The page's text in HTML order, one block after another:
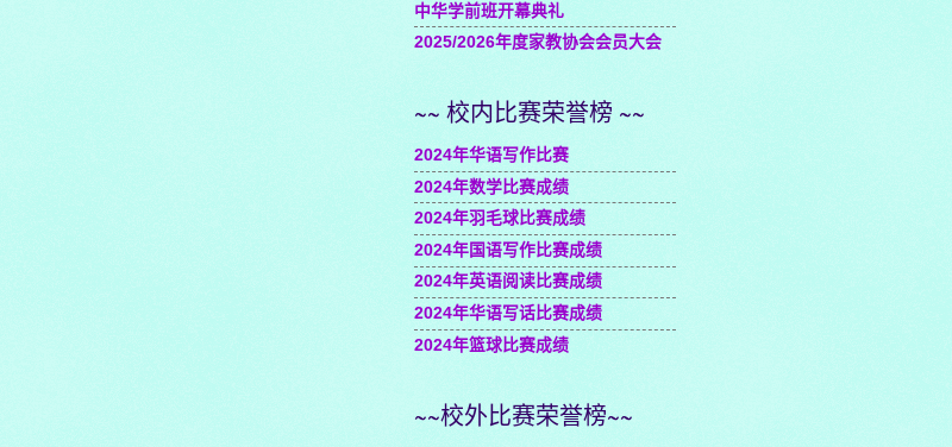
中华学前班开幕典礼
2025/2026年度家教协会会员大会
~~ 校内比赛荣誉榜 ~~
2024年华语写作比赛
2024年数学比赛成绩
2024年羽毛球比赛成绩
2024年国语写作比赛成绩
2024年英语阅读比赛成绩
2024年华语写话比赛成绩
2024年篮球比赛成绩
~~校外比赛荣誉榜~~